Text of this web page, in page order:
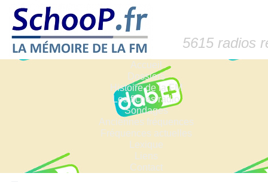
5615 radios
Accueil
Dossiers
Histoire de la FM
Les fiches radio
Sondages
Anciennes fréquences
Fréquences actuelles
Lexique
Liens
Contact